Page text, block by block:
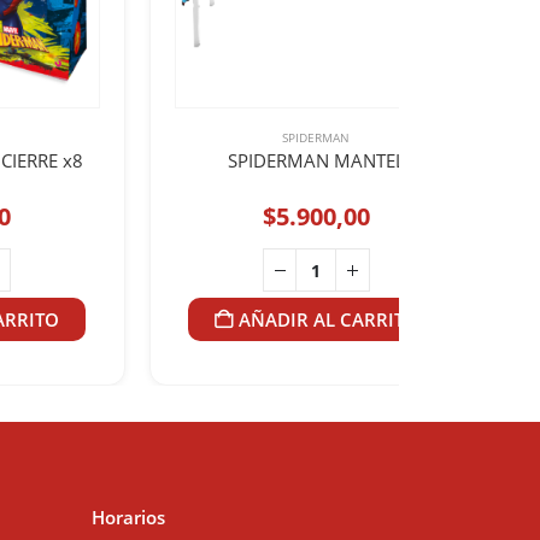
x8
SPIDERMAN
SPIDERMAN MANTEL
$5.900,00
AÑADIR AL CARRITO
Horarios